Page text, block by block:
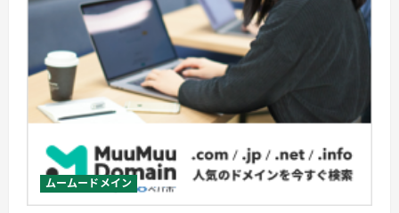
特
色
を
う！
に
つ
い
て
し
く
読
む
ムームードメイン